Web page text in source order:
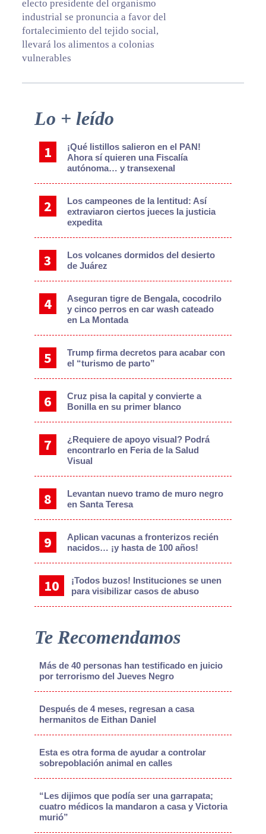
electo presidente del organismo
industrial se pronuncia a favor del
fortalecimiento del tejido social,
llevará los alimentos a colonias
vulnerables
Primary
Sidebar
Lo + leído
¡Qué listillos salieron en el PAN!
Ahora sí quieren una Fiscalía
autónoma… y transexenal
Los campeones de la lentitud: Así
extraviaron ciertos jueces la justicia
expedita
Los volcanes dormidos del desierto
de Juárez
Aseguran tigre de Bengala, cocodrilo
y cinco perros en car wash cateado
en La Montada
Trump firma decretos para acabar con
el “turismo de parto”
Cruz pisa la capital y convierte a
Bonilla en su primer blanco
¿Requiere de apoyo visual? Podrá
encontrarlo en Feria de la Salud
Visual
Levantan nuevo tramo de muro negro
en Santa Teresa
Aplican vacunas a fronterizos recién
nacidos… ¡y hasta de 100 años!
¡Todos buzos! Instituciones se unen
para visibilizar casos de abuso
Te Recomendamos
Más de 40 personas han testificado en juicio
por terrorismo del Jueves Negro
Después de 4 meses, regresan a casa
hermanitos de Eithan Daniel
Esta es otra forma de ayudar a controlar
sobrepoblación animal en calles
“Les dijimos que podía ser una garrapata;
cuatro médicos la mandaron a casa y Victoria
murió”